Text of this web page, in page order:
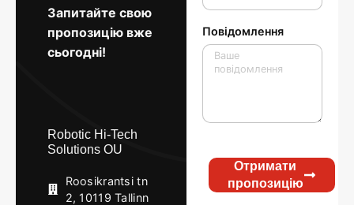
Запитайте свою
пропозицію вже
сьогодні!
Robotic Hi-Tech
Solutions OU
Roosikrantsi tn
2, 10119 Tallinn
Повідомлення
Отримати
пропозицію